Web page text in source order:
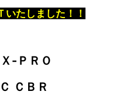
たしました！！
-ＰＲＯ
ＣＢＲ